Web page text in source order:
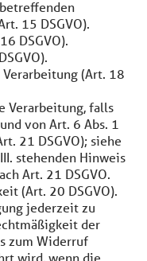
15 DSGVO).
DSGVO).
(Art. 18
Verarbeitung, falls
von Art. 6 Abs. 1
21 DSGVO); siehe
stehenden Hinweis
Art. 21 DSGVO.
(Art. 20 DSGVO).
jederzeit zu
der
zum Widerruf
wird, wenn die